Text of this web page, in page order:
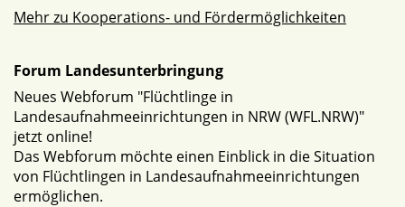
Mehr zu Kooperations- und Fördermöglichkeiten
Forum Landesunterbringung
Neues Webforum "Flüchtlinge in
Landesaufnahmeeinrichtungen in NRW (WFL.NRW)"
jetzt online!
Das Webforum möchte einen Einblick in die Situation
von Flüchtlingen in Landesaufnahmeeinrichtungen
ermöglichen.